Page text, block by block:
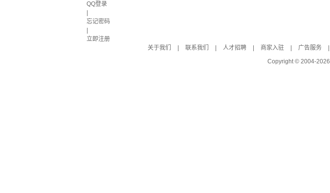
QQ登录
忘记密码
立即注册
关于我们
联系我们 人才招聘 商家入驻 广告服务
Copyright © 2004-2026